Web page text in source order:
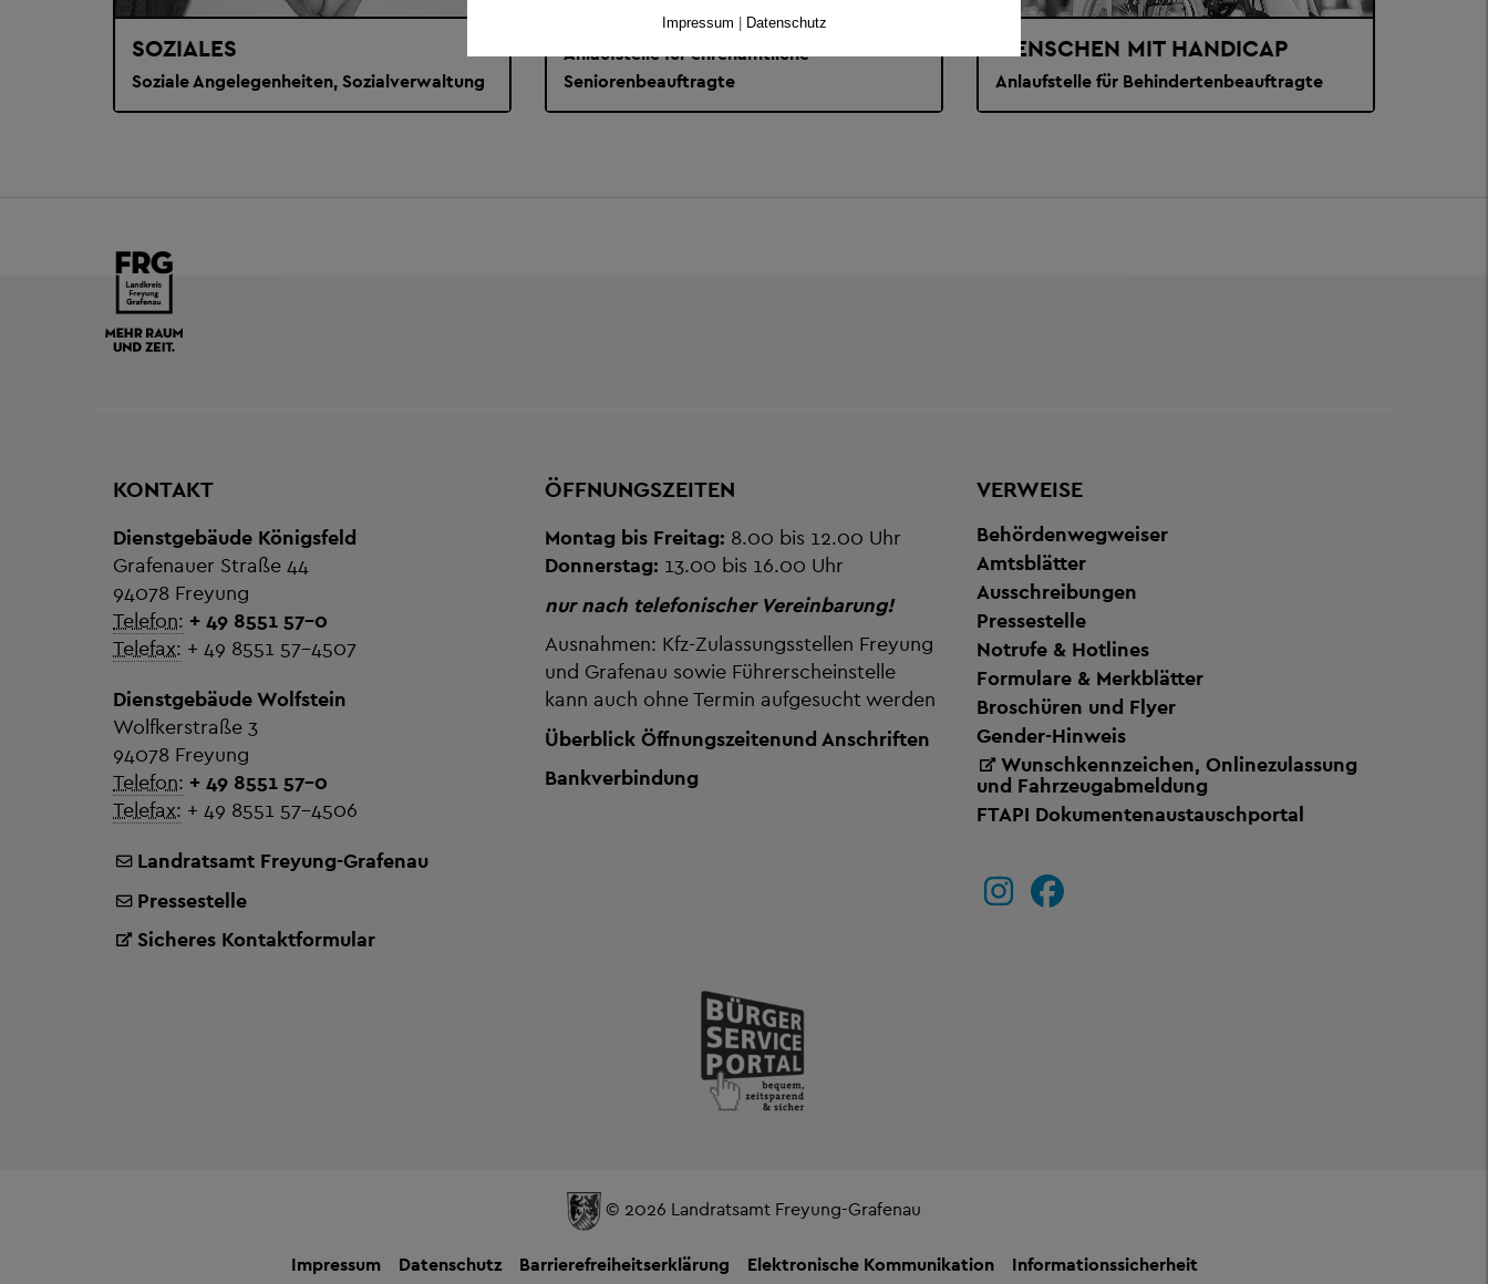
SOZIALES
Soziale Angelegenheiten, Sozialverwaltung
SENIOREN
Anlaufstelle für ehrenamtliche
Seniorenbeauftragte
MENSCHEN MIT HANDICAP
Anlaufstelle für Behindertenbeauftragte
KONTAKT
Dienstgebäude Königsfeld
Grafenauer Straße 44
94078 Freyung
Telefon: + 49 8551 57-0
Telefax: + 49 8551 57-4507
Dienstgebäude Wolfstein
Wolfkerstraße 3
94078 Freyung
Telefon: + 49 8551 57-0
Telefax: + 49 8551 57-4506
Landratsamt Freyung-Grafenau
Pressestelle
Sicheres Kontaktformular
ÖFFNUNGSZEITEN
Montag bis Freitag: 8.00 bis 12.00 Uhr
Donnerstag: 13.00 bis 16.00 Uhr
nur nach telefonischer Vereinbarung!
Ausnahmen: Kfz-Zulassungsstellen Freyung
und Grafenau sowie Führerscheinstelle
kann auch ohne Termin aufgesucht werden
Überblick Öffnungszeitenund Anschriften
Bankverbindung
VERWEISE
Behördenwegweiser
Amtsblätter
Ausschreibungen
Pressestelle
Notrufe & Hotlines
Formulare & Merkblätter
Broschüren und Flyer
Gender-Hinweis
Wunschkennzeichen, Onlinezulassung
und Fahrzeugabmeldung
FTAPI Dokumentenaustauschportal
© 2026 Landratsamt Freyung-Grafenau
Impressum Datenschutz Barrierefreiheitserklärung Elektronische Kommunikation Informationssicherheit
Impressum | Datenschutz